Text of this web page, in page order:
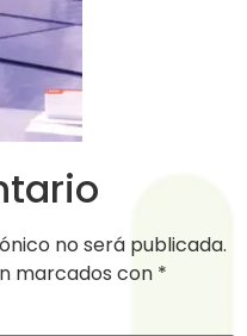
no será publicada.
marcados con *